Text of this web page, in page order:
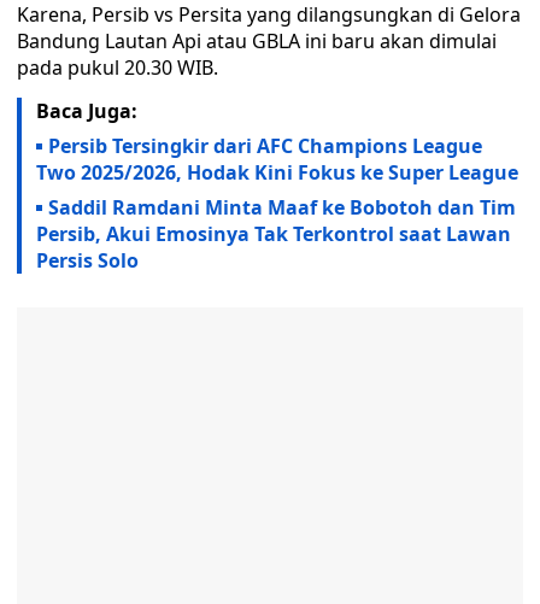
Karena, Persib vs Persita yang dilangsungkan di Gelora
Bandung Lautan Api atau GBLA ini baru akan dimulai
pada pukul 20.30 WIB.
Baca Juga:
Persib Tersingkir dari AFC Champions League
Two 2025/2026, Hodak Kini Fokus ke Super League
Saddil Ramdani Minta Maaf ke Bobotoh dan Tim
Persib, Akui Emosinya Tak Terkontrol saat Lawan
Persis Solo